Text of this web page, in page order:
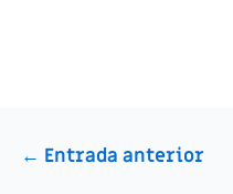
Navegación
← Entrada anterior